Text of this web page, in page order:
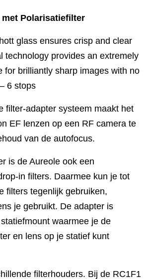
Polarisatiefilter
glass ensures crisp and clear
technology provides an extremely
for brilliantly sharp images with no
6 stops
filter-adapter systeem maakt het
EF lenzen op een RF camera te
van de autofocus.
is de Aureole ook een
in filters. Daarmee kun je tot
filters tegenlijk gebruiken,
je gebruikt. De adapter is
waarmee je de
en lens op je statief kunt
filterhouders. Bij de RC1F1